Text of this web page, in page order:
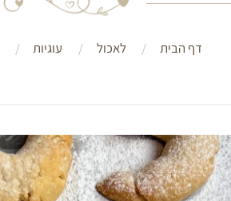
דף הבית לאכול עוגיות